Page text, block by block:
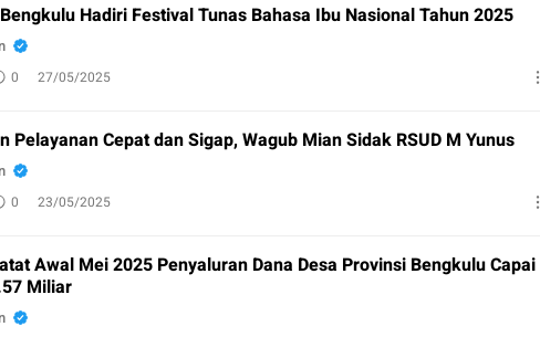
Hadiri Festival Tunas Bahasa Ibu Nasional Tahun 2025
0 27/05/2025
Pelayanan Cepat dan Sigap, Wagub Mian Sidak RSUD M Yunus
0 23/05/2025
Awal Mei 2025 Penyaluran Dana Desa Provinsi Bengkulu Capai
Miliar